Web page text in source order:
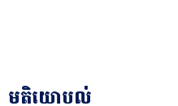
មតិយោបល់